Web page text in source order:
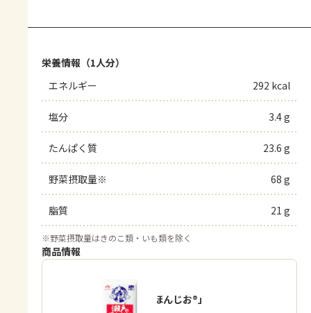
栄養情報（1人分）
エネルギー
292 kcal
塩分 3.4 g
たんぱく質 23.6 g
野菜摂取量※ 68 g
脂質 21 g
※野菜摂取量はきのこ類・いも類を除く
商品情報
「瀬戸のほんじお®」